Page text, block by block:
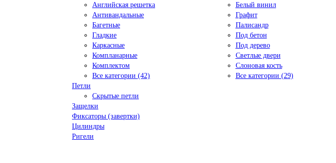
Английская решетка
Антивандальные
Багетные
Гладкие
Каркасные
Компланарные
Комплектом
Все категории (42)
Белый винил
Графит
Палисандр
Под бетон
Под дерево
Светлые двери
Слоновая кость
Все категории (29)
Петли
Скрытые петли
Защелки
Фиксаторы (завертки)
Цилиндры
Ригели